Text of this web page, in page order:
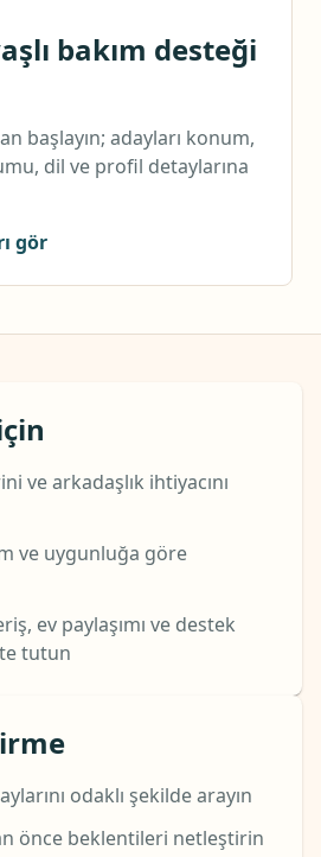
bakım desteği
başlayın; adayları konum,
dil ve profil detaylarına
gör
ve arkadaşlık ihtiyacını
ve uygunluğa göre
ev paylaşımı ve destek
tutun
odaklı şekilde arayın
önce beklentileri netleştirin